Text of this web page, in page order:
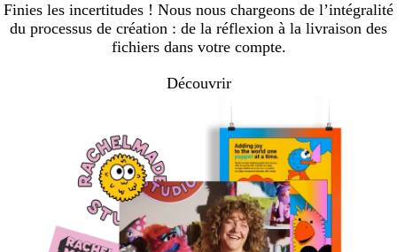
Finies les incertitudes ! Nous nous chargeons de l’intégralité
du processus de création : de la réflexion à la livraison des
fichiers dans votre compte.
Découvrir